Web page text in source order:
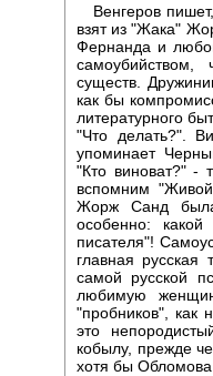
Венгеров
взят из "Жака"
Фернанда и
существ.
как бы
литературного
"Что делать?".
упоминает
"Кто виноват?"
вспомним
Жорж Санд была
особенно:
писателя"!
главная
самой русской
любимую
"пробников", как
это
кобылу, прежде
хотя бы